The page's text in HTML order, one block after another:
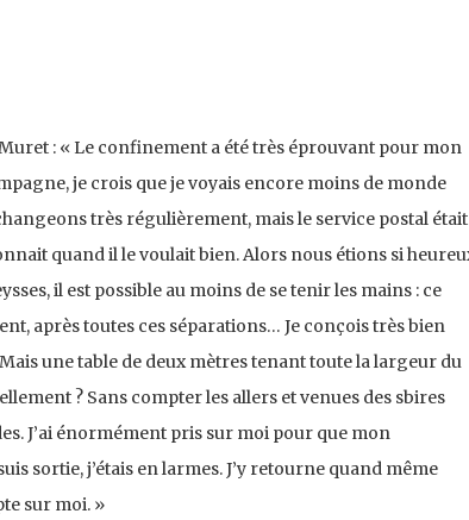
: « Le confinement a été très éprouvant pour mon
je crois que je voyais encore moins de monde
très régulièrement, mais le service postal était
quand il le voulait bien. Alors nous étions si
il est possible au moins de se tenir les mains : ce
après toutes ces séparations… Je conçois très bien
une table de deux mètres tenant toute la largeur du
? Sans compter les allers et venues des sbires
J’ai énormément pris sur moi pour que mon
sortie, j’étais en larmes. J’y retourne quand même
sur moi. »